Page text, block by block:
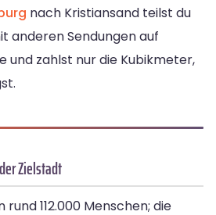
nach Kristiansand teilst du
anderen Sendungen auf
und zahlst nur die Kubikmeter,
Zielstadt
112.000 Menschen; die